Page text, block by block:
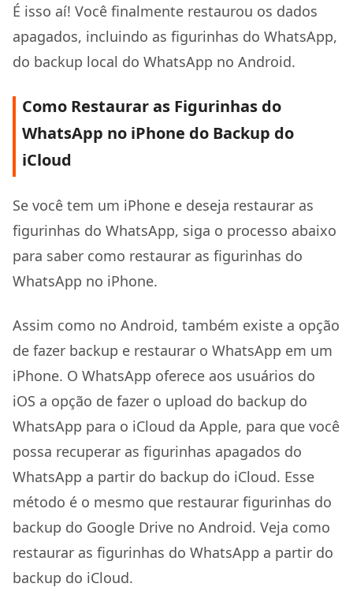
É isso aí! Você finalmente restaurou os dados
apagados, incluindo as figurinhas do WhatsApp,
do backup local do WhatsApp no Android.
Como Restaurar as Figurinhas do
WhatsApp no iPhone do Backup do
iCloud
Se você tem um iPhone e deseja restaurar as
figurinhas do WhatsApp, siga o processo abaixo
para saber como restaurar as figurinhas do
WhatsApp no iPhone.
Assim como no Android, também existe a opção
de fazer backup e restaurar o WhatsApp em um
iPhone. O WhatsApp oferece aos usuários do
iOS a opção de fazer o upload do backup do
WhatsApp para o iCloud da Apple, para que você
possa recuperar as figurinhas apagados do
WhatsApp a partir do backup do iCloud. Esse
método é o mesmo que restaurar figurinhas do
backup do Google Drive no Android. Veja como
restaurar as figurinhas do WhatsApp a partir do
backup do iCloud.